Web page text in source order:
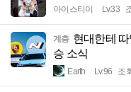
아이스티이 Lv.33
계층 현대한테
승 소식
Earth Lv.96 조